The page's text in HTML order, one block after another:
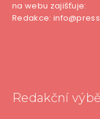
na webu zajišťuje:
Redakce:
Redakční